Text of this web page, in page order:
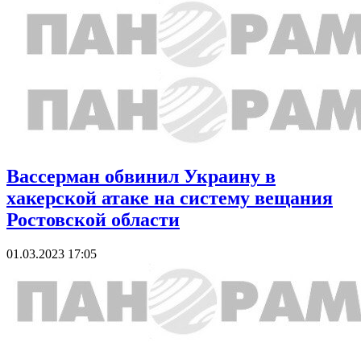
Вассерман обвинил Украину в
хакерской атаке на систему вещания
Ростовской области
01.03.2023 17:05